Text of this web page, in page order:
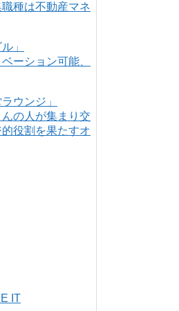
種は不動産マネ
ーション可能、
の人が集まり交
役割を果たすオ